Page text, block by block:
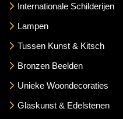
Internationale Schilderijen
Lampen
Tussen Kunst & Kitsch
Bronzen Beelden
Unieke Woondecoraties
Glaskunst & Edelstenen